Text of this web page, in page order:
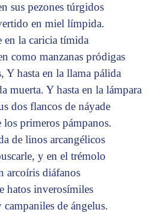
sus pezones túrgidos
en miel límpida.
en la caricia tímida
como manzanas pródigas
Y hasta en la llama pálida
muerta. Y hasta en la lámpara
dos flancos de náyade
los primeros pámpanos.
de linos arcangélicos
y en el trémolo
arcoíris diáfanos
hatos inverosímiles
de ángelus.